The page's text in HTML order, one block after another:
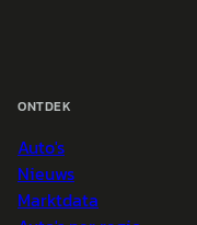
ONTDEK
Auto's
Nieuws
Marktdata